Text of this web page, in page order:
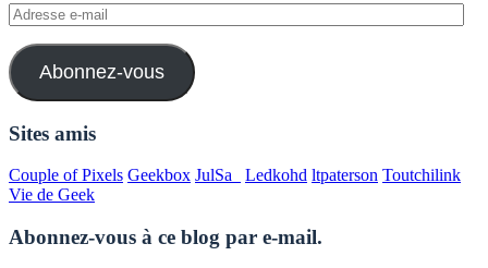
Adresse
e-
mail
Abonnez-vous
Sites amis
Couple of Pixels Geekbox JulSa_ Ledkohd ltpaterson Toutchilink
Vie de Geek
Abonnez-vous à ce blog par e-mail.